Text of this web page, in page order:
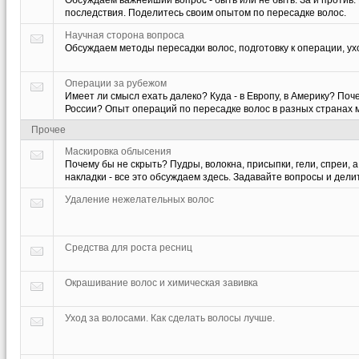
последствия. Поделитесь своим опытом по пересадке волос.
Научная сторона вопроса
Обсуждаем методы пересадки волос, подготовку к операции,
Операции за рубежом
Имеет ли смысл ехать далеко? Куда - в Европу, в Америку?
России? Опыт операций по пересадке волос в разных странах
Прочее
Маскировка облысения
Почему бы не скрыть? Пудры, волокна, присыпки, гели, спреи,
накладки - все это обсуждаем здесь. Задавайте вопросы и
Удаление нежелательных волос
Средства для роста ресниц
Окрашивание волос и химическая завивка
Уход за волосами. Как сделать волосы лучше.